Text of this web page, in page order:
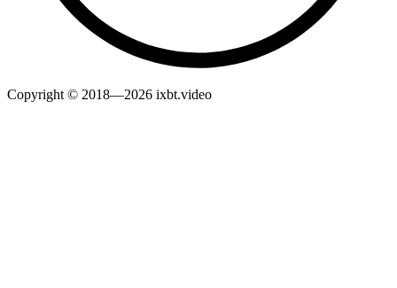
Copyright © 2018—2026 ixbt.video